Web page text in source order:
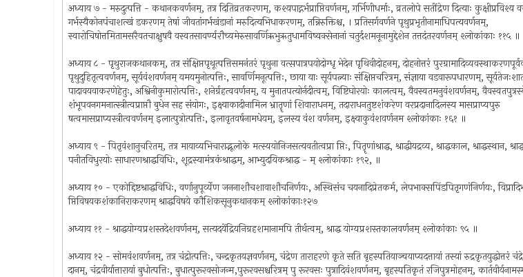
अध्याय ७ - मरुदुत्पत्ति - कथानकवर्णनम्, तत्र दितिव्रतकरणम्, कश्यपाद्गर्भप्राप्तिवर्णनम्, गर्भिणीधर्माः, व्रतलोपे सतींद्रेण दित्याः कुक्षीप्रविश्य
गर्भस्यैकोनपंचाशत्खं डकरणम् तेषां जीवतांगर्भखंडानां मरुदित्यभिधाकरणम्, तन्निरुक्तिश्च, । प्रतिसर्गवर्णने पृथुप्रभृतीनामाधिपत्यवर्णनम्,
स्वारोचिषोत्तमितामसरैवतचाक्षुषवै वस्वतसावर्ण्यरौच्यमेरुसावर्णिऋभुऋतुधामविष्वक्सेनानां चतुर्दशमनूनामुद्देशेन तत्तदंतरवर्णनम् श्लोकांकाः ११५ ॥
अध्याय ८ - पृथुराजकथानकम्, तत्र संक्षिप्तपृथूत्पत्तिसमनंतरं पृथुना वत्सपात्रपयोदोग्धृ भेदेन पृथिवीदोहनम्, दोहनोत्तरं
पृथुदुहितृत्ववर्णनम्, सूर्यवंशवर्णनम् यमयमुनोत्पत्तिः, सावर्णिमनूत्पत्तिः, छाया याः सूर्यपत्न्याः संक्षिप्तचरित्रम्, संज्ञाया वडवारूपधारणम्,
पादावयवाकरणेहेतुः, अश्विनीकुमारोत्पत्तिः, शनेर्ग्रहत्ववर्णनम्, य मुनातपत्योर्नदीत्वम्, विष्टिघोरयोः कालत्वम्, वैवस्वतमनुवंशवर्णनम्,
शंभूपवनगमनात्स्त्रीत्वप्राप्तौ बुधेन सह संयोगः, इक्ष्वाकादीनामिल भ्रातॄणां शिवाराधनम्, तदाराधनतुष्टशंकरेण वरप्रदानादिलस्य मासप्राप्यपुरु
षत्वमासप्राप्यस्त्रीत्ववर्णनम् इलात्पुत्रोत्पत्तिः, इलावृतवर्षनामधेयम्, इलस्य वंश वर्णनम्, इक्ष्वाकुवंशवर्णनम श्लोकांकाः १६१ ॥
अध्याय ९ - पितृवंशानुचरितम्, तत्र मायाव्यभिचाराद्भूलोके मत्स्ययोनिजसत्यवतीत्वप्रा प्तिः, पितॄणांश्राद्ध, श्राद्धीयद्रव्य, श्राद्धकाल, श्राद्धस्थान,
पनीतविधुरयोः साधारणश्राद्धविधिः, शूद्रस्यामंत्रकंश्राद्धम्, आभ्युदयिकश्राद्ध - म् श्लोकांकाः १९२, ॥
अध्याय १० - एकोद्दिष्टश्राद्धविधिः, वर्णानुपूर्व्येण जननाशौचशावाशौचनिर्णयः, अस्थिसंच चयनादिप्रेतकर्म, लेपभाक्सपिंडपितृगणंनिर्णयः,
प्तिविषयकशंकानिराकरणम् श्राद्धविषये कौशिकसूनुकथानकम् श्लोकांकाः१२७
अध्याय ११ - श्राद्धयोग्यप्रशस्तदेशवर्णनम्, सत्यदयेंद्रियनिग्रहशमानामपि तीर्थत्वम्, श्राद्ध योग्यप्रशस्तकालवर्णनम् श्लोकांकाः ९५ ॥
अध्याय १२ - सोमवंशवर्णनम्, तत्र चंद्रोत्पत्तिः, चन्द्रकृतयज्ञवर्णनम्, चंद्रेण ताराहरणे कृते सति बृहस्पतियाञ्चयाप्यदत्तायां तस्यां रुद्रकृतयुद्धोत्तरं
दानम्, चंद्रवीर्यात्तारायां बुधोत्पत्तिः, बुधात्पुरूरवसोजन्म,पुरूरवसश्चरित्रम् पु रूरवसः पुत्रादिवंशवर्णनम्, बृहस्पतिकृतं रजिपुत्रमोहनम्,